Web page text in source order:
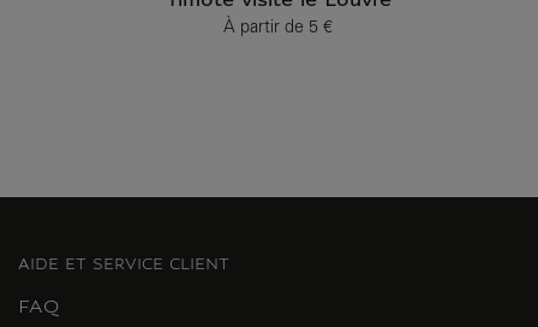
À partir dePrix ​​actuel
5 €
AIDE ET SERVICE CLIENT
FAQ